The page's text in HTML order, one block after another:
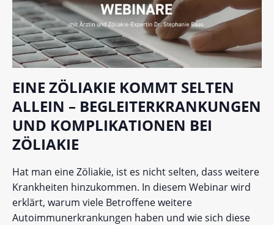
EINE ZÖLIAKIE KOMMT SELTEN
ALLEIN – BEGLEITERKRANKUNGEN
UND KOMPLIKATIONEN BEI
ZÖLIAKIE
Hat man eine Zöliakie, ist es nicht selten, dass weitere
Krankheiten hinzukommen. In diesem Webinar wird
erklärt, warum viele Betroffene weitere
Autoimmunerkrankungen haben und wie sich diese